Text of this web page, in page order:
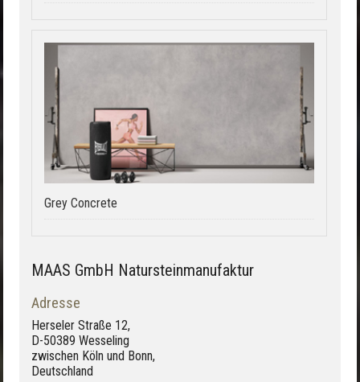
Grey Concrete
MAAS GmbH Natursteinmanufaktur
Adresse
Herseler Straße 12,
D-50389 Wesseling
zwischen Köln und Bonn,
Deutschland